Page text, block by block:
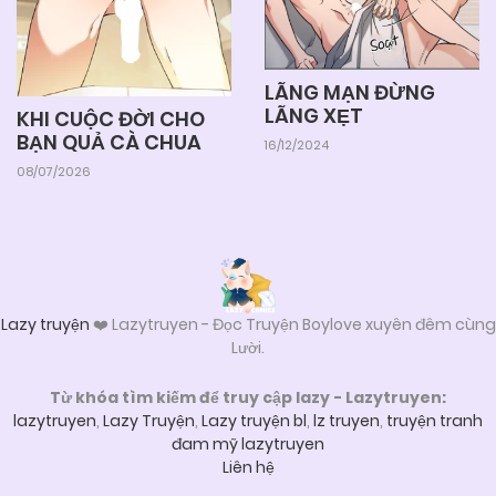
Chapter 23 05/06/2025
Chapter 22 05/06/2025
Chapter 18 05/06/2025
KHI CUỘC ĐỜI CHO
BẠN QUẢ CÀ CHUA
08/07/2026
LÃNG MẠN ĐỪNG
LÃNG XẸT
16/12/2024
Lazy truyện ❤️ Lazytruyen - Đọc Truyện Boylove xuyên đêm cùng
Lười.
Từ khóa tìm kiếm để truy cập lazy - Lazytruyen:
lazytruyen, Lazy Truyện, Lazy truyện bl, lz truyen, truyện tranh
đam mỹ lazytruyen
Liên hệ